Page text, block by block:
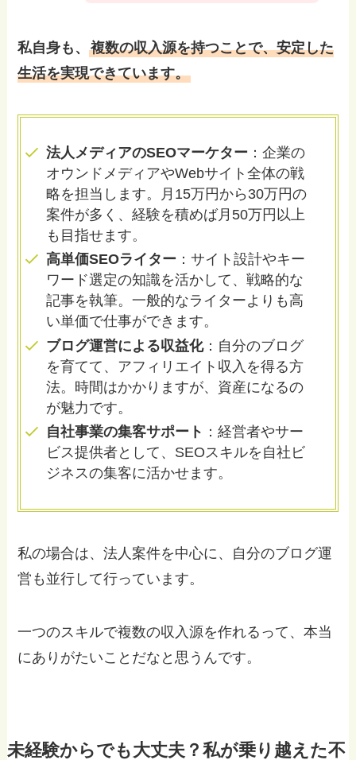
私自身も、複数の収入源を持つことで、安定した
生活を実現できています。
法人メディアのSEOマーケター ：企業の
オウンドメディアやWebサイト全体の戦
略を担当します。月15万円から30万円の
案件が多く、経験を積めば月50万円以上
も目指せます。
高単価SEOライター ：サイト設計やキー
ワード選定の知識を活かして、戦略的な
記事を執筆。一般的なライターよりも高
い単価で仕事ができます。
ブログ運営による収益化：自分のブログ
を育てて、アフィリエイト収入を得る方
法。時間はかかりますが、資産になるの
が魅力です。
自社事業の集客サポート ：経営者やサー
ビス提供者として、SEOスキルを自社ビ
ジネスの集客に活かせます。
私の場合は、法人案件を中心に、自分のブログ運
営も並行して行っています。
一つのスキルで複数の収入源を作れるって、本当
にありがたいことだなと思うんです。
未経験からでも大丈夫？私が乗り越えた不